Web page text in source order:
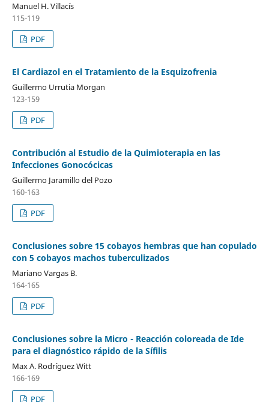
Manuel H. Villacís
115-119
PDF
El Cardiazol en el Tratamiento de la Esquizofrenia
Guillermo Urrutia Morgan
123-159
PDF
Contribución al Estudio de la Quimioterapia en las
Infecciones Gonocócicas
Guillermo Jaramillo del Pozo
160-163
PDF
Conclusiones sobre 15 cobayos hembras que han copulado
con 5 cobayos machos tuberculizados
Mariano Vargas B.
164-165
PDF
Conclusiones sobre la Micro - Reacción coloreada de Ide
para el diagnóstico rápido de la Sífilis
Max A. Rodríguez Witt
166-169
PDF